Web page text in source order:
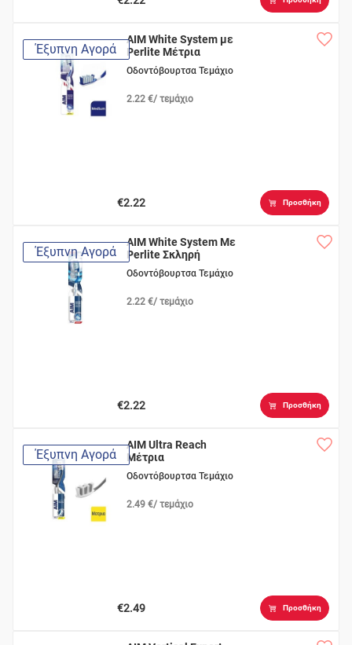
Έξυπνη Αγορά
AIM White System με
Perlite Μέτρια
Οδοντόβουρτσα Τεμάχιο
2.22 €/ τεμάχιο
€2.22 Προσθήκη
Έξυπνη Αγορά
AIM White System Με
Perlite Σκληρή
Οδοντόβουρτσα Τεμάχιο
2.22 €/ τεμάχιο
€2.22 Προσθήκη
Έξυπνη Αγορά
AIM Ultra Reach
Μέτρια
Οδοντόβουρτσα Τεμάχιο
2.49 €/ τεμάχιο
€2.49 Προσθήκη